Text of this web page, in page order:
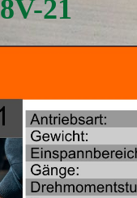
21